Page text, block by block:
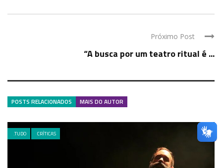
Próximo Post
“A busca por um teatro ritual é ...
POSTS RELACIONADOS MAIS DO AUTOR
.TUDO CRÍTICAS